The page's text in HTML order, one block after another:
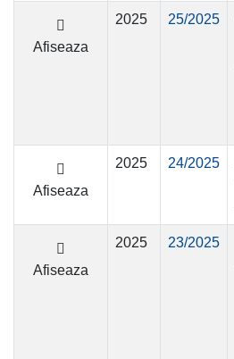
Afiseaza
2025 25/2025
Afiseaza
2025 24/2025
Afiseaza
2025 23/2025